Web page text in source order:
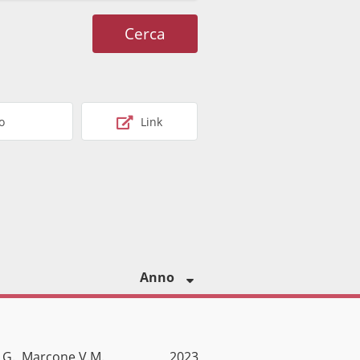
Cerca
Link
Anno